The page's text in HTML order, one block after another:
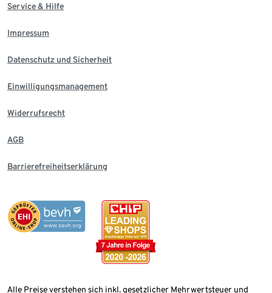
Service & Hilfe
Impressum
Datenschutz und Sicherheit
Einwilligungsmanagement
Widerrufsrecht
AGB
Barrierefreiheitserklärung
Alle Preise verstehen sich inkl. gesetzlicher Mehrwertsteuer und